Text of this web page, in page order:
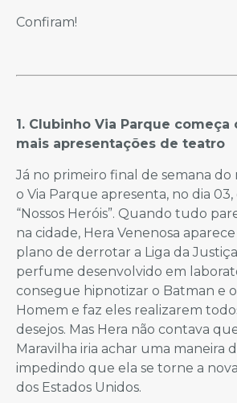
Confiram!
1. Clubinho Via Parque começa
mais apresentações de teatro
Já no primeiro final de semana do
o Via Parque apresenta, no dia
“Nossos Heróis”. Quando tudo
na cidade, Hera Venenosa
plano de derrotar a Liga da
perfume desenvolvido em
consegue hipnotizar o Batman e
Homem e faz eles realizarem
desejos. Mas Hera não contava
Maravilha iria achar uma maneira
impedindo que ela se torne a
dos Estados Unidos.